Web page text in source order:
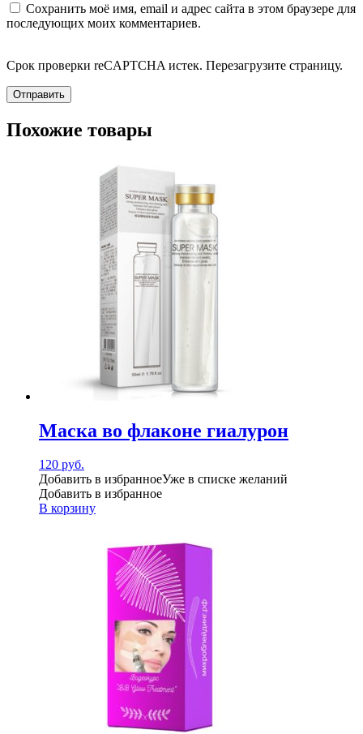
Сохранить моё имя, email и адрес сайта в этом браузере для
последующих моих комментариев.
Срок проверки reCAPTCHA истек. Перезагрузите страницу.
Похожие товары
Маска во флаконе гиалурон
120 руб.
Добавить в избранноеУже в списке желаний
Добавить в избранное
В корзину